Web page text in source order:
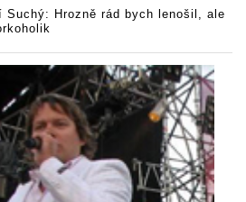
Suchý: Hrozně rád bych lenošil, ale